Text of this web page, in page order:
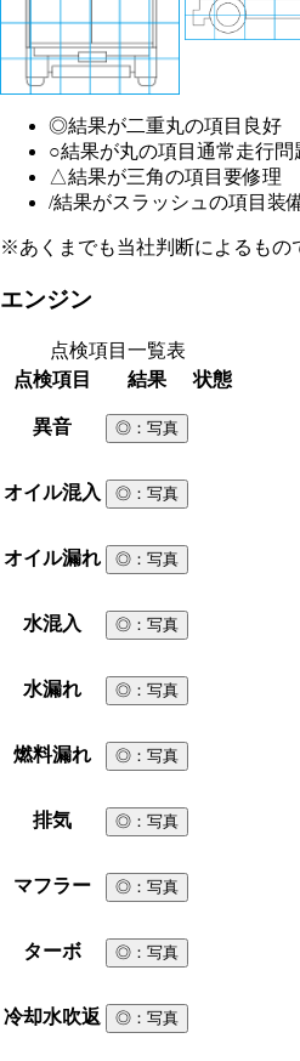
◎結果が二重丸の項目 良好
○結果が丸の項目 通常走行問
△結果が三角の項目 要修理
/結果がスラッシュの項目 装
※あくまでも当社判断によるもの
エンジン
点検項目一覧表
点検項目
結果 状態
異音 ◎ ：写真
オイル混入 ◎ ：写真
オイル漏れ ◎ ：写真
水混入 ◎ ：写真
水漏れ ◎ ：写真
燃料漏れ ◎ ：写真
排気 ◎ ：写真
マフラー ◎ ：写真
ターボ ◎ ：写真
冷却水吹返 ◎ ：写真